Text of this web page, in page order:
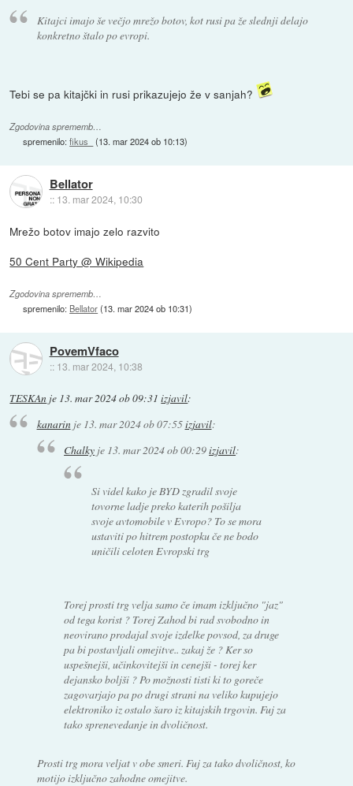
Kitajci imajo še večjo mrežo botov, kot rusi pa že slednji delajo
konkretno štalo po evropi.
Tebi se pa kitajčki in rusi prikazujejo že v sanjah?
Zgodovina sprememb…
spremenilo:fikus_ (13. mar 2024 ob 10:13)
Bellator
:: 13. mar 2024, 10:30
Mrežo botov imajo zelo razvito
50 Cent Party @ Wikipedia
Zgodovina sprememb…
spremenilo: Bellator(13. mar 2024 ob 10:31)
PovemVfaco
:: 13. mar 2024, 10:38
TESKAn je 13. mar 2024 ob 09:31 izjavil:
kanarinje 13. mar 2024 ob 07:55izjavil:
Chalky je 13. mar 2024 ob 00:29izjavil:
Si videl kako je BYD zgradil svoje
tovorne ladje preko katerih pošilja
svoje avtomobile v Evropo? To se mora
ustaviti po hitrem postopku če ne bodo
uničili celoten Evropski trg
Torej prosti trg velja samo če imam izključno "jaz"
od tega korist ? Torej Zahod bi rad svobodno in
neovirano prodajal svoje izdelke povsod, za druge
pa bi postavljali omejitve.. zakaj že ? Ker so
uspešnejši, učinkovitejši in cenejši - torej ker
dejansko boljši ? Po možnosti tisti ki to goreče
zagovarjajo pa po drugi strani na veliko kupujejo
elektroniko iz ostalo šaro iz kitajskih trgovin. Fuj za
tako sprenevedanje in dvoličnost.
Prosti trg mora veljat v obe smeri. Fuj za tako dvoličnost, ko
motijo izključno zahodne omejitve.